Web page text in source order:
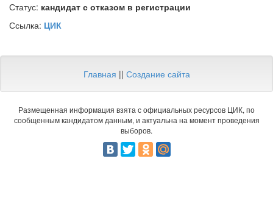
Статус: кандидат с отказом в регистрации
Ссылка: ЦИК
Главная || Создание сайта
Размещенная информация взята с официальных ресурсов ЦИК, по
сообщенным кандидатом данным, и актуальна на момент проведения
выборов.